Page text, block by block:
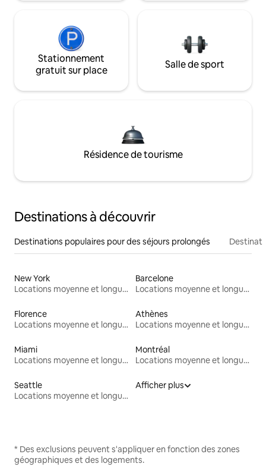
Stationnement
gratuit sur place
Salle de sport
Résidence de tourisme
Destinations à découvrir
Destinations populaires pour des séjours prolongés
New York
Locations moyenne et longue durée
Barcelone
Locations moyenne et longue durée
Florence
Locations moyenne et longue durée
Athènes
Locations moyenne et longue durée
Miami
Locations moyenne et longue durée
Montréal
Locations moyenne et longue durée
Seattle
Locations moyenne et longue durée
Afficher plus
* Des exclusions peuvent s'appliquer en fonction des zones
géographiques et des logements.